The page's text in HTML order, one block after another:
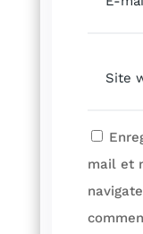
mail et